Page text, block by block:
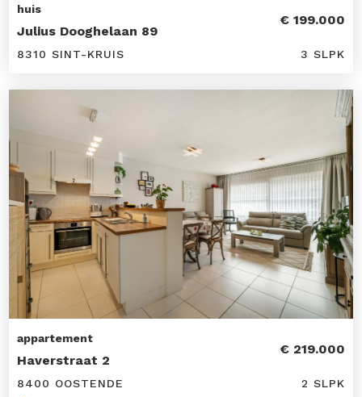
huis
Julius Dooghelaan 89
€ 199.000
8310 SINT-KRUIS 3 SLPK
appartement
Haverstraat 2
€ 219.000
8400 OOSTENDE 2 SLPK